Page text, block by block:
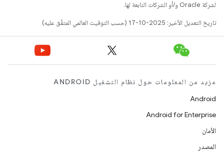
لشركة Oracle و/أو الشركات التابعة لها.
تاريخ التعديل الأخير: 2025-10-17 (حسب التوقيت العالمي المتفَّق عليه)
مزيد من المعلومات حول نظام التشغيل ANDROID
Android
Android for Enterprise
الأمان
المصدر